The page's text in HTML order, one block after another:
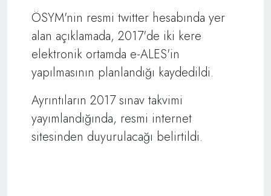
ÖSYM'nin resmi twitter hesabında yer
alan açıklamada, 2017'de iki kere
elektronik ortamda e-ALES'in
yapılmasının planlandığı kaydedildi.
Ayrıntıların 2017 sınav takvimi
yayımlandığında, resmi internet
sitesinden duyurulacağı belirtildi.